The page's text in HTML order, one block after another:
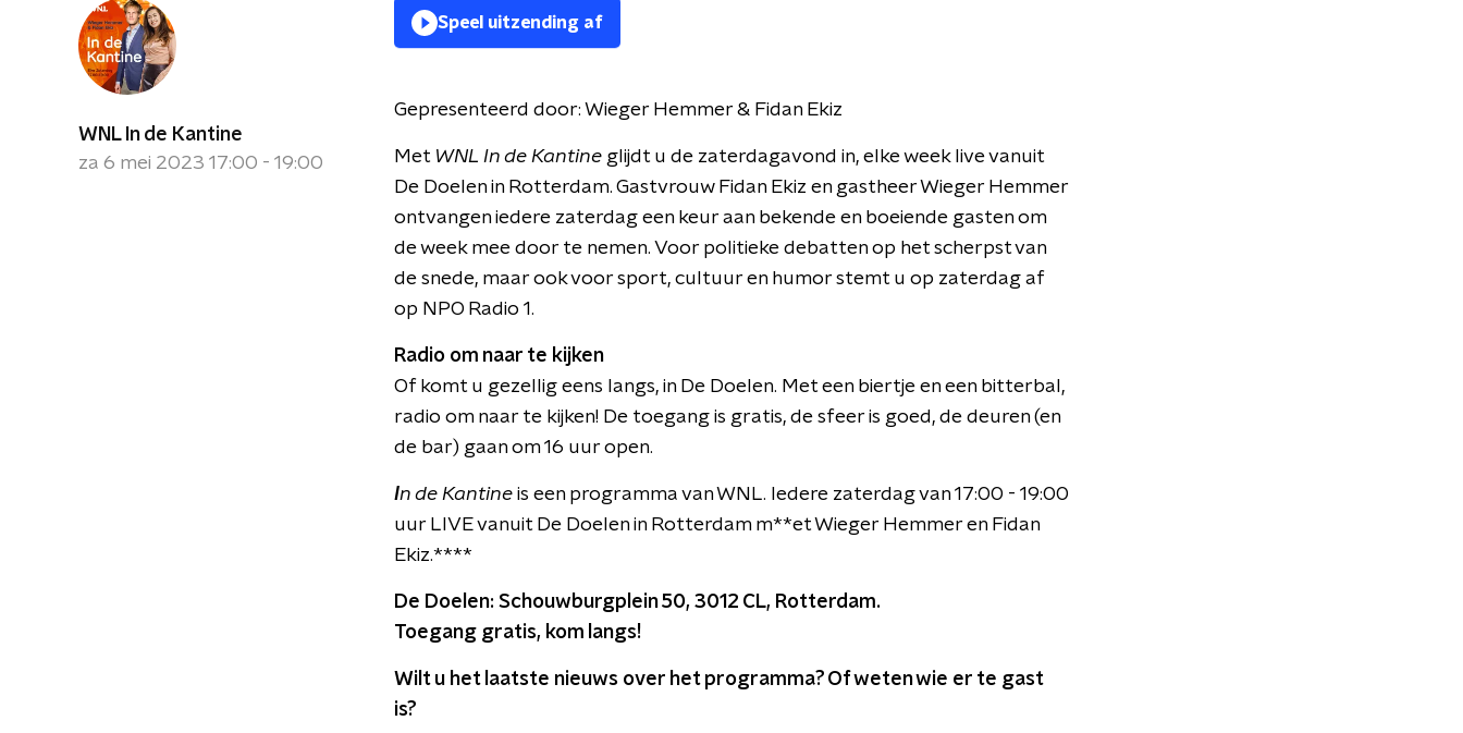
WNL In de Kantine
za 6 mei 2023 17:00 - 19:00
Speel uitzending af
Gepresenteerd door: Wieger Hemmer & Fidan Ekiz
Met WNL In de Kantine glijdt u de zaterdagavond in, elke week live vanuit
De Doelen in Rotterdam. Gastvrouw Fidan Ekiz en gastheer Wieger Hemmer
ontvangen iedere zaterdag een keur aan bekende en boeiende gasten om
de week mee door te nemen. Voor politieke debatten op het scherpst van
de snede, maar ook voor sport, cultuur en humor stemt u op zaterdag af
op NPO Radio 1.
Radio om naar te kijken
Of komt u gezellig eens langs, in De Doelen. Met een biertje en een bitterbal,
radio om naar te kijken! De toegang is gratis, de sfeer is goed, de deuren (en
de bar) gaan om 16 uur open.
In de Kantine is een programma van WNL. Iedere zaterdag van 17:00 - 19:00
uur LIVE vanuit De Doelen in Rotterdam m**et Wieger Hemmer en Fidan
Ekiz.****
De Doelen: Schouwburgplein 50, 3012 CL, Rotterdam.
Toegang gratis, kom langs!
Wilt u het laatste nieuws over het programma? Of weten wie er te gast
is?